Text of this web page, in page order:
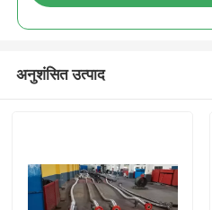
अनुशंसित उत्पाद